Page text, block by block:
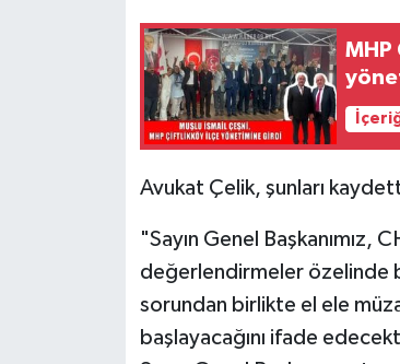
Avukat Çelik, şunları
"Sayın Genel Başkanımız,
değerlendirmeler özelinde
sorundan birlikte el ele
başlayacağını ifade